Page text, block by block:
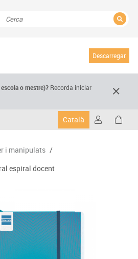
Descarregar
escola o mestre)? Recorda iniciar
Català
i manipulats /
espiral docent